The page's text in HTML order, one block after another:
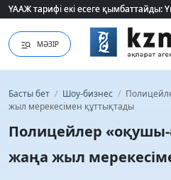
ҮААЖ тарифі екі есеге қымбаттайды:
ҮААЖ тарифі екі есеге қымбаттайды:
МӘЗІР
Басты бет / Шоу-бизнес /
жыл мерекесімен құттықтады
Полицейлер «оқушы-
жаңа жыл